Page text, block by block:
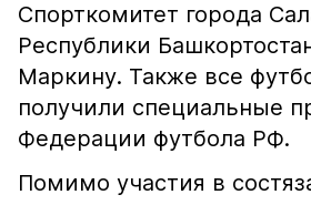
Спорткомитет города
Республики
Маркину. Также все
получили специальные
Федерации футбола РФ.
Помимо участия в